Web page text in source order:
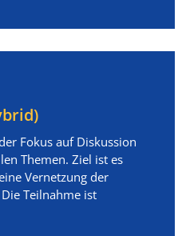
Fokus auf Diskussion
Themen. Ziel ist es
Vernetzung der
Teilnahme ist